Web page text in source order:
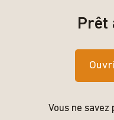
Prêt
Vous ne savez